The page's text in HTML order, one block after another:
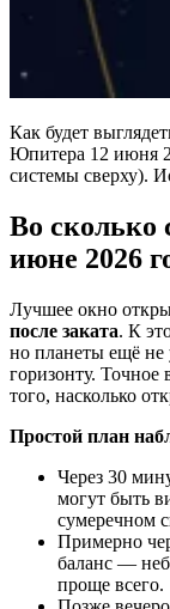
Как будет
Юпитера 12 июня
системы сверху).
Во сколько
июне 2026
Лучшее окно
после заката. К
но планеты ещё не
горизонту. Точное
того, насколько
Простой план
Через 30
могут быть
сумеречном
Примерно
баланс —
проще всего.